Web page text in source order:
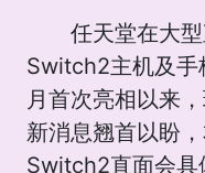
任天堂在大
Switch2主机及手
月首次亮相以来
新消息翘首以盼
Switch2直面会具